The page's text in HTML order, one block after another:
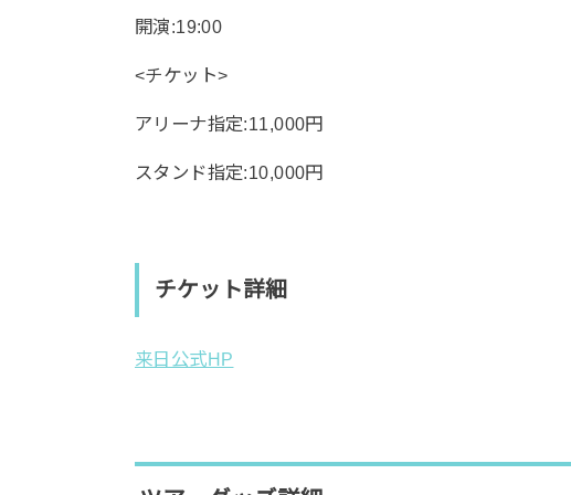
開演:19:00
<チケット>
アリーナ指定:11,000円
スタンド指定:10,000円
チケット詳細
来日公式HP